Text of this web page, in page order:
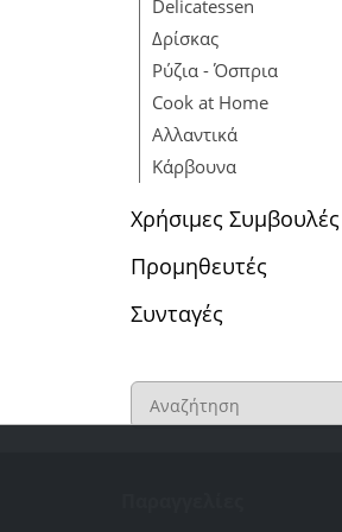
Delicatessen
Δρίσκας
Ρύζια - Όσπρια
Cook at Home
Αλλαντικά
Κάρβουνα
Χρήσιμες Συμβουλές
Προμηθευτές
Συνταγές